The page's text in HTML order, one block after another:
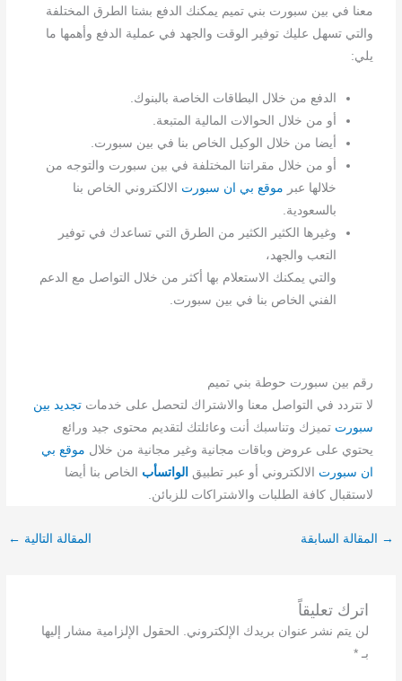
معنا في بين سبورت بني تميم يمكنك الدفع بشتا الطرق المختلفة
والتي تسهل عليك توفير الوقت والجهد في عملية الدفع وأهمها ما
يلي:
الدفع من خلال البطاقات الخاصة بالبنوك.
أو من خلال الحوالات المالية المتبعة.
أيضا من خلال الوكيل الخاص بنا في بين سبورت.
أو من خلال مقراتنا المختلفة في بين سبورت والتوجه من
خلالها عبر موقع بي ان سبورت الالكتروني الخاص بنا
بالسعودية.
وغيرها الكثير الكثير من الطرق التي تساعدك في توفير
التعب والجهد،
والتي يمكنك الاستعلام بها أكثر من خلال التواصل مع الدعم
الفني الخاص بنا في بين سبورت.
رقم بين سبورت حوطة بني تميم
لا تتردد في التواصل معنا والاشتراك لتحصل على خدماتتجديد بين
سبورت تميزك وتناسبك أنت وعائلتك لتقديم محتوى جيد ورائع
يحتوي على عروض وباقات مجانية وغير مجانية من خلال موقع بي
ان سبورت الالكتروني أو عبر تطبيق الواتسأب الخاص بنا أيضا
لاستقبال كافة الطلبات والاشتراكات للزبائن.
→ المقالة السابقة المقالة التالية ←
اترك تعليقاً
لن يتم نشر عنوان بريدك الإلكتروني.
الحقول الإلزامية مشار إليها
بـ *